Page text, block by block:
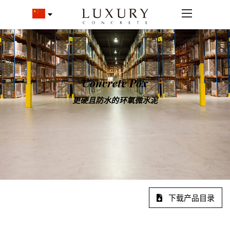
Concrete Pox
更硬且防水的环氧微水泥
下载产品目录